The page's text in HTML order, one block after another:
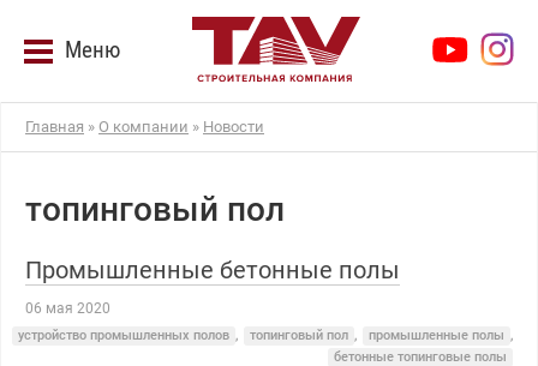
Меню
Главная » О компании » Новости
топинговый пол
Промышленные бетонные полы
06 мая 2020
устройство промышленных полов , топинговый пол , промышленные полы ,
бетонные топинговые полы